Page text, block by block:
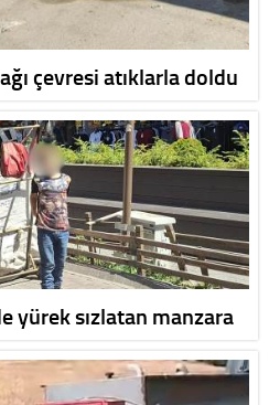
çevresi atıklarla doldu
yürek sızlatan manzara